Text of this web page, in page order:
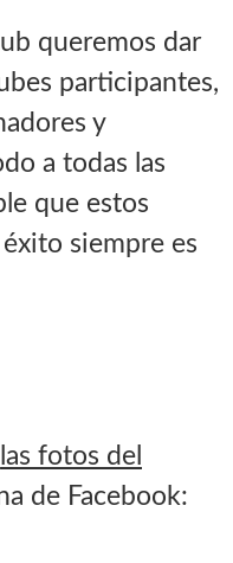
queremos dar
participantes,
y
a todas las
que estos
siempre es
las fotos del
de Facebook: